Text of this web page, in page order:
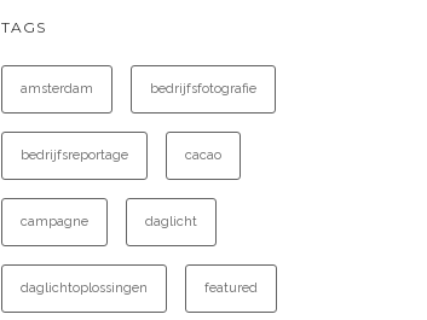
TAGS
amsterdam bedrijfsfotografie
bedrijfsreportage cacao
campagne daglicht
daglichtoplossingen featured